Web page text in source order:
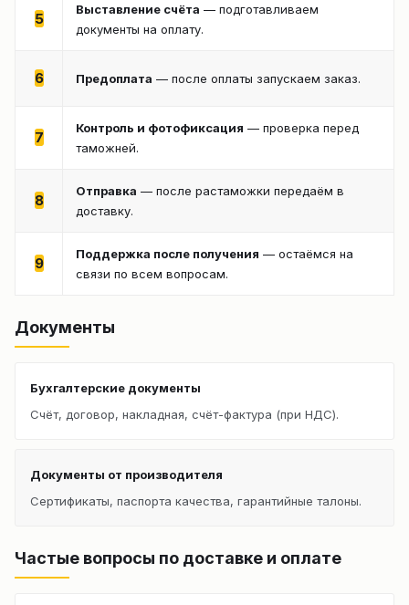
5
Выставление счёта — подготавливаем
документы на оплату.
6 Предоплата — после оплаты запускаем заказ.
7
Контроль и фотофиксация — проверка перед
таможней.
8
Отправка — после растаможки передаём в
доставку.
9
Поддержка после получения — остаёмся на
связи по всем вопросам.
Документы
Бухгалтерские документы
Счёт, договор, накладная, счёт-фактура (при НДС).
Документы от производителя
Сертификаты, паспорта качества, гарантийные талоны.
Частые вопросы по доставке и оплате